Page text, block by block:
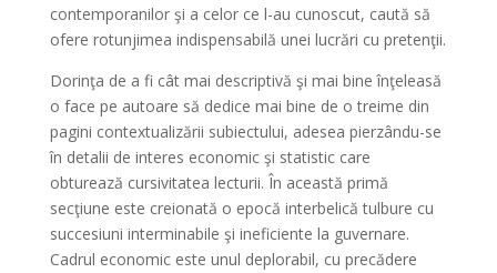
contemporanilor şi a celor ce l-au cunoscut, caută să
ofere rotunjimea indispensabilă unei lucrări cu pretenţii.
Dorinţa de a fi cât mai descriptivă şi mai bine înţeleasă
o face pe autoare să dedice mai bine de o treime din
pagini contextualizării subiectului, adesea pierzându-se
în detalii de interes economic şi statistic care
obturează cursivitatea lecturii. În această primă
secţiune este creionată o epocă interbelică tulbure cu
succesiuni interminabile şi ineficiente la guvernare.
Cadrul economic este unul deplorabil, cu precădere